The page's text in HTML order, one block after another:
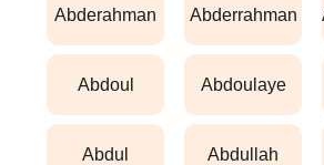
abderahman abderrahman
abdoul abdoulaye
abdul abdullah